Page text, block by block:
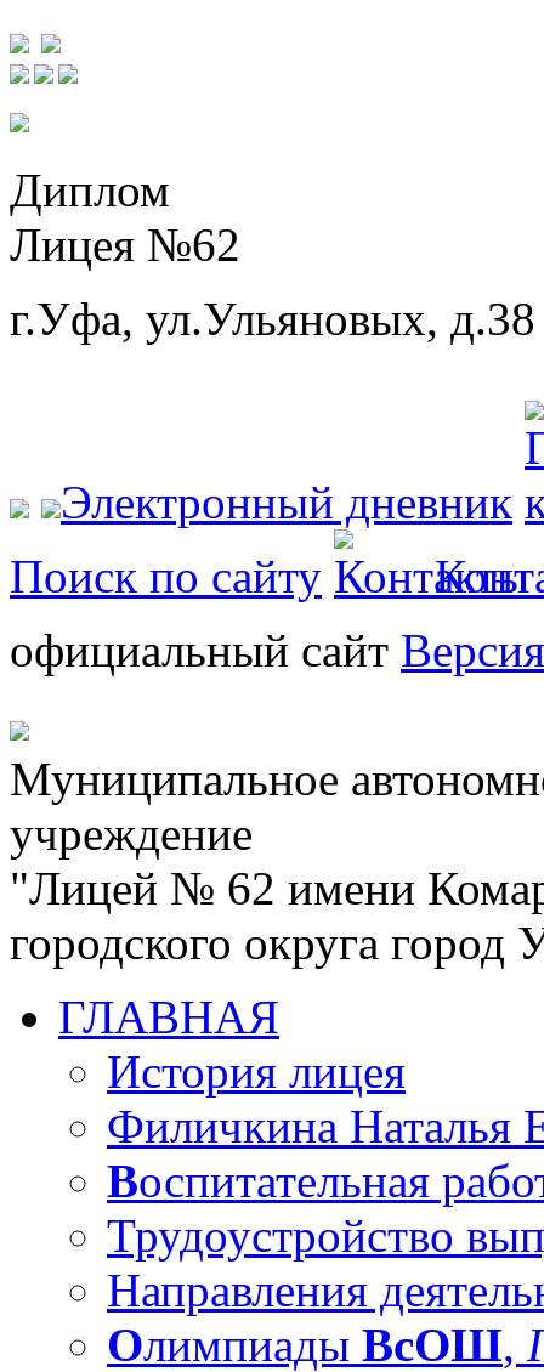
Диплом
Лицея №62
г.Уфа, ул.Ульяновых, д.38
Электронный дневник
Поиск по сайту
официальный сайт
Муниципальное
учреждение
"Лицей № 62 имени
городского округа
ГЛАВНАЯ
История лицея
Филичкина Наталья
Воспитательная
Трудоустройство
Направления
Олимпиады ВсОШ,